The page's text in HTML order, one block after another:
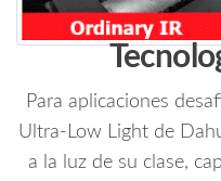
Para aplicaciones
Ultra-Low Light de
a la luz de su clase,